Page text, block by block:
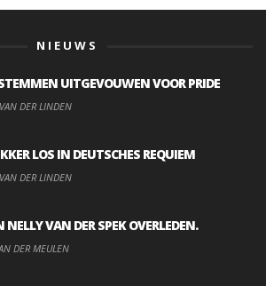
NIEUWS
UITGEVOUWEN VOOR PRIDE
DER LINDEN
LOS IN DEUTSCHES REQUIEM
DER LINDEN
NELLY VAN DER SPEK OVERLEDEN.
DER MEULEN